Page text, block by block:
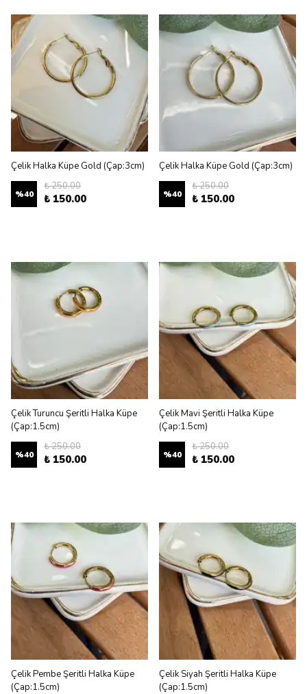
Çelik Halka Küpe Gold (Çap:3cm)
%40
₺ 250.00
₺ 150.00
Çelik Halka Küpe Gold (Çap:3cm)
%40
₺ 250.00
₺ 150.00
Çelik Turuncu Şeritli Halka Küpe
(Çap:1.5cm)
%40
₺ 250.00
₺ 150.00
Çelik Mavi Şeritli Halka Küpe
(Çap:1.5cm)
%40
₺ 250.00
₺ 150.00
Çelik Pembe Şeritli Halka Küpe
(Çap:1.5cm)
Çelik Siyah Şeritli Halka Küpe
(Çap:1.5cm)